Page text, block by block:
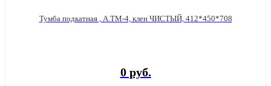
Тумба подкатная , А.ТМ-4, клен ЧИСТЫЙ, 412*450*708
0 руб.